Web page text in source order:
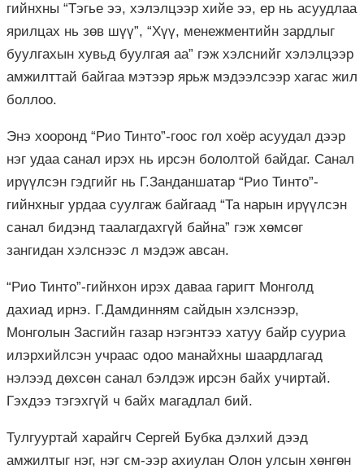
гийнхны “Тэгье ээ, хэлэлцээр хийе ээ, ер нь асуудлаа
ярилцах нь зөв шүү”, “Хүү, менежментийн зардлыг
буулгахын хувьд буулгая аа” гэж хэлснийг хэлэлцээр
амжилттай байгаа мэтээр ярьж мэдээлсээр хагас жил
боллоо.
Энэ хооронд “Рио Тинто”-гоос гол хоёр асуудал дээр
нэг удаа санал ирэх нь ирсэн бололтой байдаг. Санал
ирүүлсэн гэдгийг нь Г.Занданшатар “Рио Тинто”-
гийнхныг урдаа суулгаж байгаад “Та нарын ирүүлсэн
санал бидэнд таалагдахгүй байна” гэж хөмсөг
зангидан хэлснээс л мэдэж авсан.
“Рио Тинто”-гийнхон ирэх даваа гаригт Монголд
дахиад ирнэ. Г.Дамдинням сайдын хэлснээр,
Монголын Засгийн газар нэгэнтээ хатуу байр сууриа
илэрхийлсэн учраас одоо манайхны шаардлагад
нэлээд дөхсөн санал бэлдэж ирсэн байх учиртай.
Гэхдээ тэгэхгүй ч байх магадлал бий.
Тулгууртай харайгч Сергей Бубка дэлхий дээд
амжилтыг нэг, нэг см-ээр ахиулан Олон улсын хөнгөн